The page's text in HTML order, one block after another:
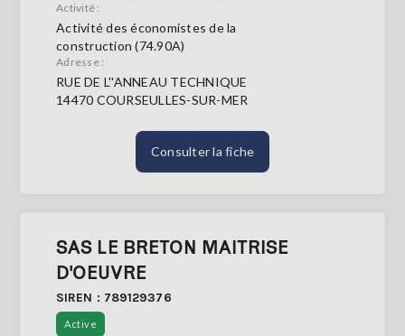
Activité :
Activité des économistes de la
construction (74.90A)
Adresse :
RUE DE L''ANNEAU TECHNIQUE
14470 COURSEULLES-SUR-MER
Consulter la fiche
SAS LE BRETON MAITRISE
D'OEUVRE
SIREN : 789129376
Active